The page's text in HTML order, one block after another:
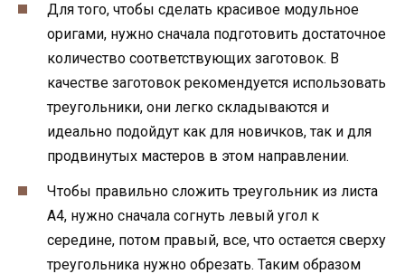
Для того, чтобы сделать красивое модульное
оригами, нужно сначала подготовить достаточное
количество соответствующих заготовок. В
качестве заготовок рекомендуется использовать
треугольники, они легко складываются и
идеально подойдут как для новичков, так и для
продвинутых мастеров в этом направлении.
Чтобы правильно сложить треугольник из листа
А4, нужно сначала согнуть левый угол к
середине, потом правый, все, что остается сверху
треугольника нужно обрезать. Таким образом